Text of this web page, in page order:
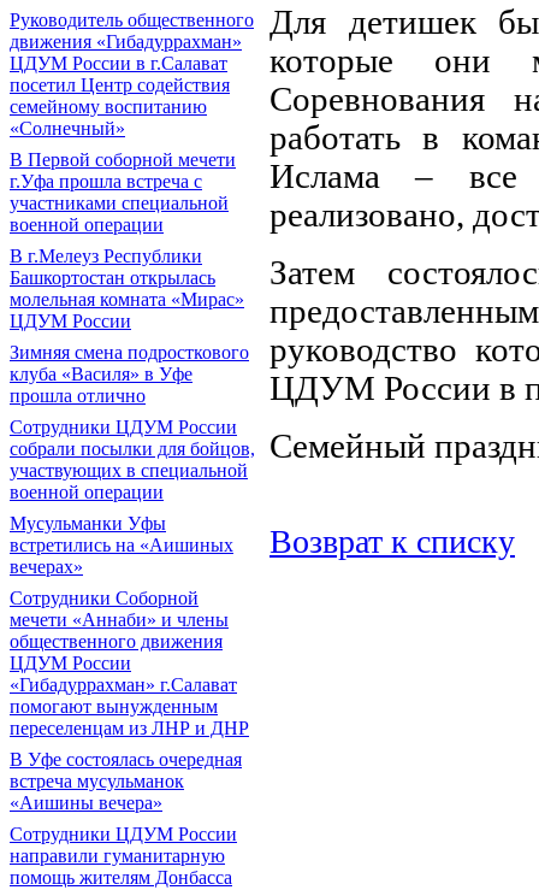
Руководитель общественного
движения «Гибадуррахман»
ЦДУМ России в г.Салават
посетил Центр содействия
семейному воспитанию
«Солнечный»
В Первой соборной мечети
г.Уфа прошла встреча с
участниками специальной
военной операции
В г.Мелеуз Республики
Башкортостан открылась
молельная комната «Мирас»
ЦДУМ России
Зимняя смена подросткового
клуба «Василя» в Уфе
прошла отлично
Сотрудники ЦДУМ России
собрали посылки для бойцов,
участвующих в специальной
военной операции
Мусульманки Уфы
встретились на «Аишиных
вечерах»
Сотрудники Соборной
мечети «Аннаби» и члены
общественного движения
ЦДУМ России
«Гибадуррахман» г.Салават
помогают вынужденным
переселенцам из ЛНР и ДНР
В Уфе состоялась очередная
встреча мусульманок
«Аишины вечера»
Сотрудники ЦДУМ России
направили гуманитарную
помощь жителям Донбасса
Для детишек
которые они
Соревнования
работать в
Ислама – все
реализовано,
Затем
руководство
ЦДУМ России в
Семейный
Возврат к списку